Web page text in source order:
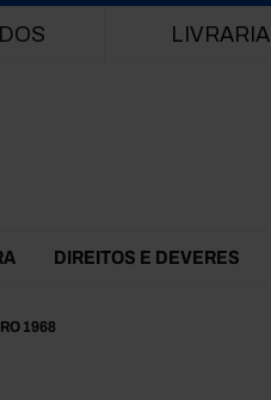
LIVRARIA
DIREITOS E DEVERES
1968